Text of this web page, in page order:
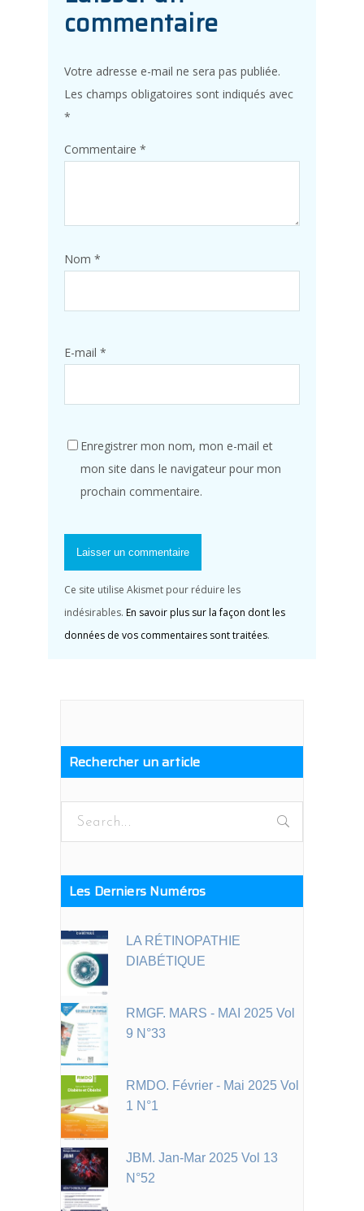
commentaire
Votre adresse e-mail ne sera pas publiée.
Les champs obligatoires sont indiqués avec
*
Commentaire *
Nom *
E-mail *
Enregistrer mon nom, mon e-mail et
mon site dans le navigateur pour mon
prochain commentaire.
Ce site utilise Akismet pour réduire les
indésirables. En savoir plus sur la façon dont les
données de vos commentaires sont traitées.
Rechercher un article
Search
Les Derniers Numéros
LA RÉTINOPATHIE
DIABÉTIQUE
RMGF. MARS - MAI 2025 Vol
9 N°33
RMDO. Février - Mai 2025 Vol
1 N°1
JBM. Jan-Mar 2025 Vol 13
N°52